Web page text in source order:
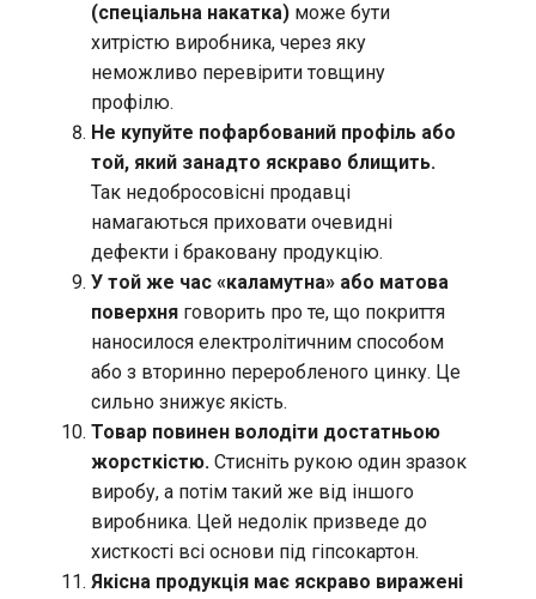
(спеціальна накатка) може бути
хитрістю виробника, через яку
неможливо перевірити товщину
профілю.
Не купуйте пофарбований профіль або
той, який занадто яскраво блищить.
Так недобросовісні продавці
намагаються приховати очевидні
дефекти і браковану продукцію.
У той же час «каламутна» або матова
поверхня говорить про те, що покриття
наносилося електролітичним способом
або з вторинно переробленого цинку. Це
сильно знижує якість.
Товар повинен володіти достатньою
жорсткістю. Стисніть рукою один зразок
виробу, а потім такий же від іншого
виробника. Цей недолік призведе до
хисткості всі основи під гіпсокартон.
Якісна продукція має яскраво виражені